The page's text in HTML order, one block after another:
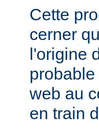
Cette
cerner
l'origine
web au
en train